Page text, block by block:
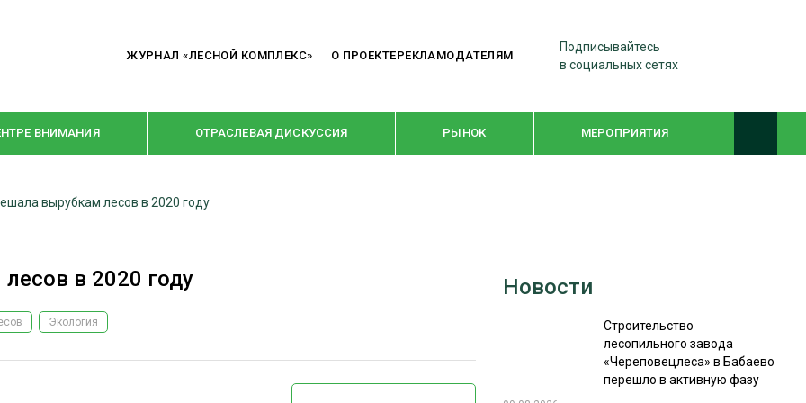
ЖУРНАЛ «ЛЕСНОЙ КОМПЛЕКС» О ПРОЕКТЕРЕКЛАМОДАТЕЛЯМ
Подписывайтесь
в социальных сетях
ВНИМАНИЯ ОТРАСЛЕВАЯ ДИСКУССИЯ РЫНОК МЕРОПРИЯТИЯ
ДОМОСТРОЕНИЕ
ПРЕДПРИЯТИЯ ЛПК
WOODEX-2021
СУШКА ДРЕВЕСИНЫ
вырубкам лесов в 2020 году
в 2020 году
Экология
Новости
Строительство
лесопильного завода
«Череповецлеса» в Бабаево
перешло в активную фазу